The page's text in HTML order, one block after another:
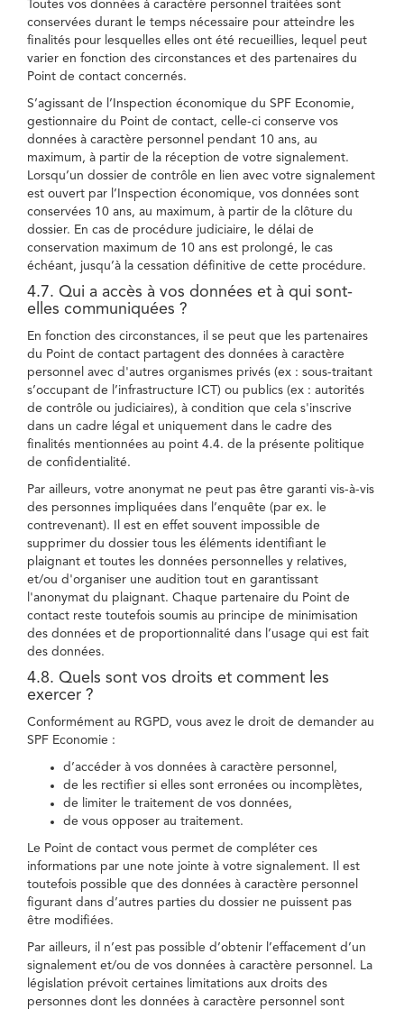
Toutes vos données à caractère personnel traitées sont
conservées durant le temps nécessaire pour atteindre les
finalités pour lesquelles elles ont été recueillies, lequel peut
varier en fonction des circonstances et des partenaires du
Point de contact concernés.
S’agissant de l’Inspection économique du SPF Economie,
gestionnaire du Point de contact, celle-ci conserve vos
données à caractère personnel pendant 10 ans, au
maximum, à partir de la réception de votre signalement.
Lorsqu’un dossier de contrôle en lien avec votre signalement
est ouvert par l’Inspection économique, vos données sont
conservées 10 ans, au maximum, à partir de la clôture du
dossier. En cas de procédure judiciaire, le délai de
conservation maximum de 10 ans est prolongé, le cas
échéant, jusqu’à la cessation définitive de cette procédure.
4.7. Qui a accès à vos données et à qui sont-
elles communiquées ?
En fonction des circonstances, il se peut que les partenaires
du Point de contact partagent des données à caractère
personnel avec d'autres organismes privés (ex : sous-traitant
s’occupant de l’infrastructure ICT) ou publics (ex : autorités
de contrôle ou judiciaires), à condition que cela s'inscrive
dans un cadre légal et uniquement dans le cadre des
finalités mentionnées au point 4.4. de la présente politique
de confidentialité.
Par ailleurs, votre anonymat ne peut pas être garanti vis-à-vis
des personnes impliquées dans l’enquête (par ex. le
contrevenant). Il est en effet souvent impossible de
supprimer du dossier tous les éléments identifiant le
plaignant et toutes les données personnelles y relatives,
et/ou d'organiser une audition tout en garantissant
l'anonymat du plaignant. Chaque partenaire du Point de
contact reste toutefois soumis au principe de minimisation
des données et de proportionnalité dans l’usage qui est fait
des données.
4.8. Quels sont vos droits et comment les
exercer ?
Conformément au RGPD, vous avez le droit de demander au
SPF Economie :
d’accéder à vos données à caractère personnel,
de les rectifier si elles sont erronées ou incomplètes,
de limiter le traitement de vos données,
de vous opposer au traitement.
Le Point de contact vous permet de compléter ces
informations par une note jointe à votre signalement. Il est
toutefois possible que des données à caractère personnel
figurant dans d’autres parties du dossier ne puissent pas
être modifiées.
Par ailleurs, il n’est pas possible d’obtenir l’effacement d’un
signalement et/ou de vos données à caractère personnel. La
législation prévoit certaines limitations aux droits des
personnes dont les données à caractère personnel sont